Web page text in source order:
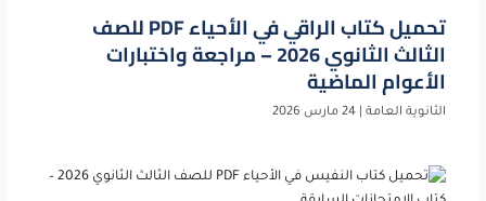
تحميل كتاب الراقي في الأحياء PDF للصف
الثالث الثانوي 2026 – مراجعة واختبارات
الأعوام الماضية
الثانوية العامة| 24 مارس 2026